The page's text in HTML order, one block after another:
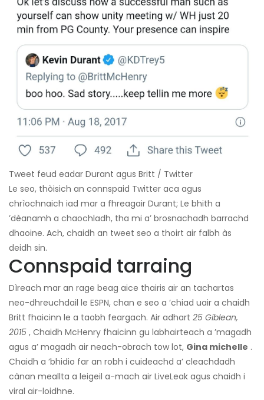
Tweet feud eadar Durant agus Britt / Twitter
Le seo, thòisich an connspaid Twitter aca agus
chrìochnaich iad mar a fhreagair Durant; Le bhith a
’dèanamh a chaochladh, tha mi a’ brosnachadh barrachd
dhaoine. Ach, chaidh an tweet seo a thoirt air falbh às
deidh sin.
Connspaid tarraing
Dìreach mar an rage beag aice thairis air an tachartas
neo-dhreuchdail le ESPN, chan e seo a ’chiad uair a chaidh
Britt fhaicinn le a taobh feargach. Air adhart 25 Giblean,
2015 , Chaidh McHenry fhaicinn gu labhairteach a ’magadh
agus a’ magadh air neach-obrach tow lot, Gina michelle .
Chaidh a ’bhidio far an robh i cuideachd a’ cleachdadh
cànan meallta a leigeil a-mach air LiveLeak agus chaidh i
viral air-loidhne.